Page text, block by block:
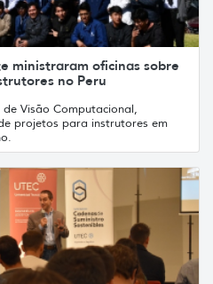
ministraram oficinas sobre
no Peru
Visão Computacional,
projetos para instrutores em